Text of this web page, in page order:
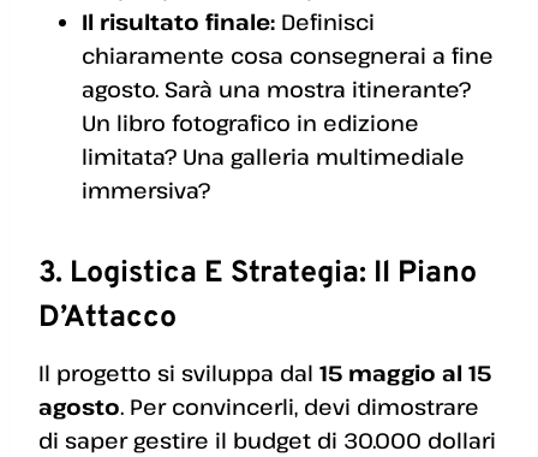
Il risultato finale: Definisci
chiaramente cosa consegnerai a fine
agosto. Sarà una mostra itinerante?
Un libro fotografico in edizione
limitata? Una galleria multimediale
immersiva?
3. Logistica E Strategia: Il Piano
D’Attacco
Il progetto si sviluppa dal 15 maggio al 15
agosto. Per convincerli, devi dimostrare
di saper gestire il budget di 30.000 dollari